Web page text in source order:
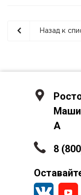
Назад к
А
8